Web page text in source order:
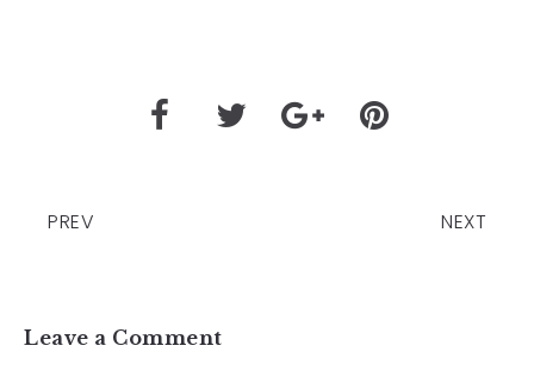
PREV NEXT
Leave a Comment